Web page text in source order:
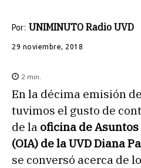
Por: UNIMINUTO Radio UVD
29 noviembre, 2018
2 min.
En la décima emisión
tuvimos el gusto de
de la oficina de
(OIA) de la UVD Diana
se conversó acerca de